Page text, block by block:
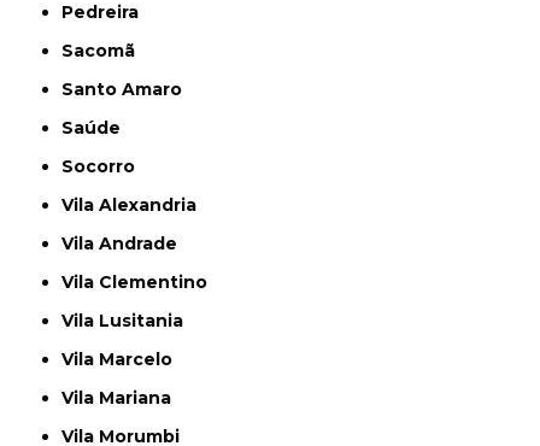
Pedreira
Sacomã
Santo Amaro
Saúde
Socorro
Vila Alexandria
Vila Andrade
Vila Clementino
Vila Lusitania
Vila Marcelo
Vila Mariana
Vila Morumbi